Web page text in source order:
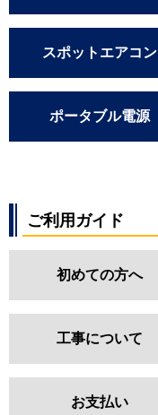
スポットエアコン
ポータブル電源
ご利用ガイド
初めての方へ
工事について
お支払い